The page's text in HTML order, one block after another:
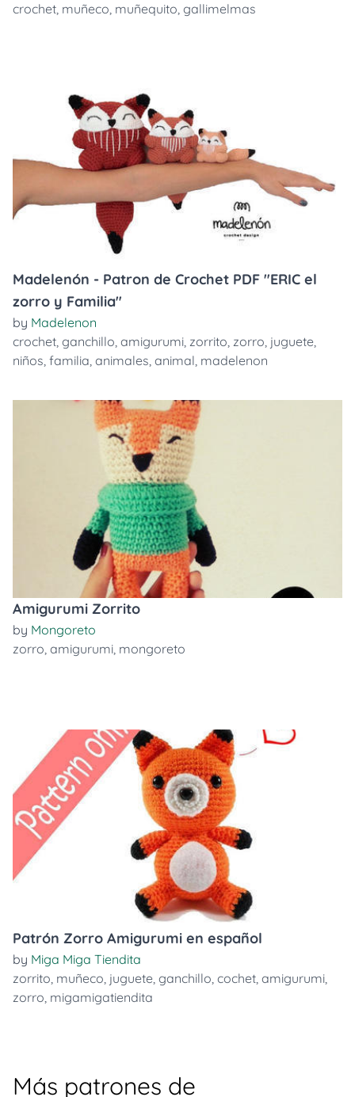
crochet, muñeco, muñequito, gallimelmas
Madelenón - Patron de Crochet PDF "ERIC el
zorro y Familia"
by Madelenon
crochet, ganchillo, amigurumi, zorrito, zorro, juguete,
niños, familia, animales, animal, madelenon
Amigurumi Zorrito
by Mongoreto
zorro, amigurumi, mongoreto
Patrón Zorro Amigurumi en español
by Miga Miga Tiendita
zorrito, muñeco, juguete, ganchillo, cochet, amigurumi,
zorro, migamigatiendita
Más patrones de